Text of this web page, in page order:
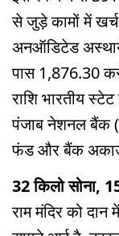
से जुड़े कामों में
अनऑडिटेड
पास 1,876.30
राशि भारतीय
पंजाब नेशनल बैंक
फंड और बैंक
32 किलो सोना,
राम मंदिर को